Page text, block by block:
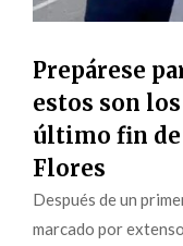
Prepárese
estos son
último fin de
Flores
Después de un
marcado por